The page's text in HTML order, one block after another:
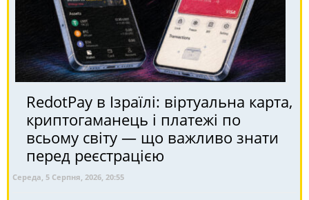
RedotPay в Ізраїлі: віртуальна карта,
криптогаманець і платежі по
всьому світу — що важливо знати
перед реєстрацією
Середа, 5 Серпня, 2026, 20:55